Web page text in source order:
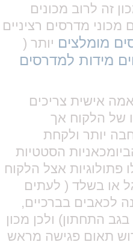
זה לרוב מכונים
מכוני מדרסים רציניים
מומלצים יותר (
מידות למדרסים
אישית צריכים
של הלקוח אך
יותר ולקחת
הסטטיות
פתולוגיות אצל הלקוח
או בשלד ( לעתים
לכאבים בברכיים,
התחתון) ולכן מכון
תאום פגישה מראש